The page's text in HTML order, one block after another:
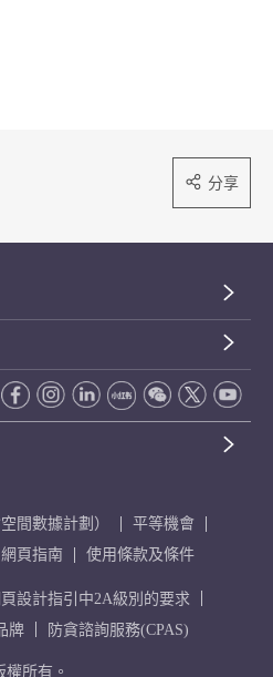
分享
間數據計劃）
平等機會
網頁指南 使用條款及條件
設計指引中2A級別的要求
牌 防貪諮詢服務(CPAS)
所有。